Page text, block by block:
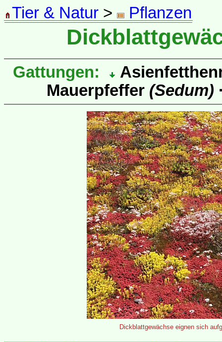
Tier & Natur > Pflanzen
Gattungen:
Mauerpfeffer (Sedum)
Dickblattgewächse eignen sich